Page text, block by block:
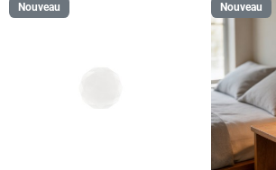
Nouveau Nouveau